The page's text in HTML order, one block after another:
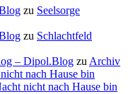
zu Seelsorge
zu Schlachtfeld
– Dipol.Blog zuArchiv
nach Hause bin
nicht nach Hause bin